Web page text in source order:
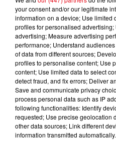
Incendie au Mont-Boron : deux
your consent and/or our legitimate
information on a device; Use limited
profiles for personalised
advertising; Measure advertising
performance; Understand
of data from different sources;
profiles to personalise content; Use
content; Use limited data to select
detect fraud, and fix errors; Deliver
Save and communicate privacy
process personal data such as IP
following functionalities: Identify
requested; Use precise geolocation
other data sources; Link different
information transmitted automatically.